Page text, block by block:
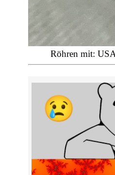
Röhren mit: